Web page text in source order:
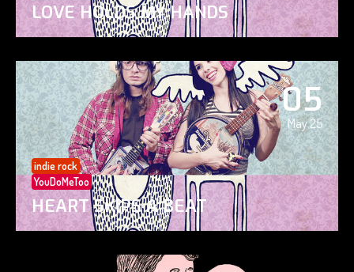
LOVE HOLDS MY HANDS
05
May 25
indie rock
YouDoMeToo
HEART SKIPS A BEAT